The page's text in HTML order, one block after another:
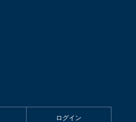
ログイン